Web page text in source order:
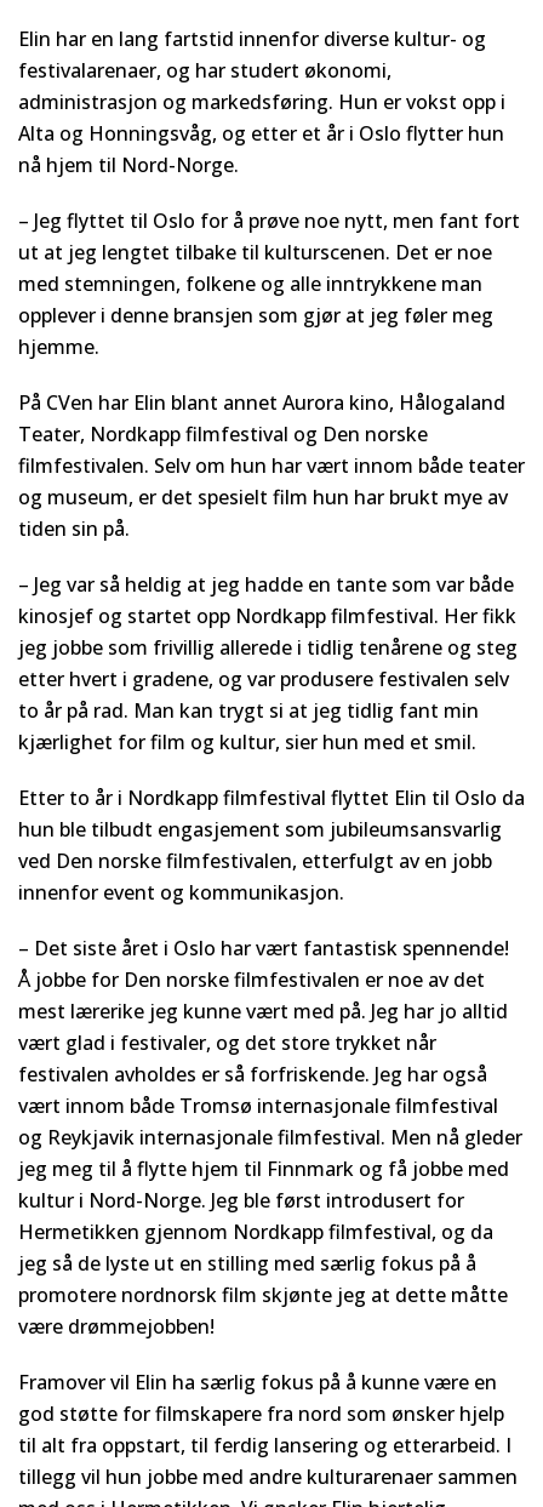
Elin har en lang fartstid innenfor diverse kultur- og
festivalarenaer, og har studert økonomi,
administrasjon og markedsføring. Hun er vokst opp i
Alta og Honningsvåg, og etter et år i Oslo flytter hun
nå hjem til Nord-Norge.
– Jeg flyttet til Oslo for å prøve noe nytt, men fant fort
ut at jeg lengtet tilbake til kulturscenen. Det er noe
med stemningen, folkene og alle inntrykkene man
opplever i denne bransjen som gjør at jeg føler meg
hjemme.
På CVen har Elin blant annet Aurora kino, Hålogaland
Teater, Nordkapp filmfestival og Den norske
filmfestivalen. Selv om hun har vært innom både teater
og museum, er det spesielt film hun har brukt mye av
tiden sin på.
– Jeg var så heldig at jeg hadde en tante som var både
kinosjef og startet opp Nordkapp filmfestival. Her fikk
jeg jobbe som frivillig allerede i tidlig tenårene og steg
etter hvert i gradene, og var produsere festivalen selv
to år på rad. Man kan trygt si at jeg tidlig fant min
kjærlighet for film og kultur, sier hun med et smil.
Etter to år i Nordkapp filmfestival flyttet Elin til Oslo da
hun ble tilbudt engasjement som jubileumsansvarlig
ved Den norske filmfestivalen, etterfulgt av en jobb
innenfor event og kommunikasjon.
– Det siste året i Oslo har vært fantastisk spennende!
Å jobbe for Den norske filmfestivalen er noe av det
mest lærerike jeg kunne vært med på. Jeg har jo alltid
vært glad i festivaler, og det store trykket når
festivalen avholdes er så forfriskende. Jeg har også
vært innom både Tromsø internasjonale filmfestival
og Reykjavik internasjonale filmfestival. Men nå gleder
jeg meg til å flytte hjem til Finnmark og få jobbe med
kultur i Nord-Norge. Jeg ble først introdusert for
Hermetikken gjennom Nordkapp filmfestival, og da
jeg så de lyste ut en stilling med særlig fokus på å
promotere nordnorsk film skjønte jeg at dette måtte
være drømmejobben!
Framover vil Elin ha særlig fokus på å kunne være en
god støtte for filmskapere fra nord som ønsker hjelp
til alt fra oppstart, til ferdig lansering og etterarbeid. I
tillegg vil hun jobbe med andre kulturarenaer sammen